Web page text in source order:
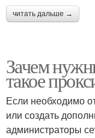
читать дальше →
Зачем
такое
Если необходимо
или создать
администраторы